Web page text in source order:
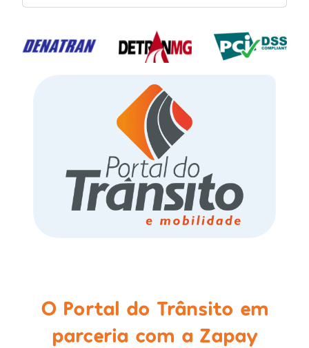
O Portal do Trânsito em
parceria com a Zapay